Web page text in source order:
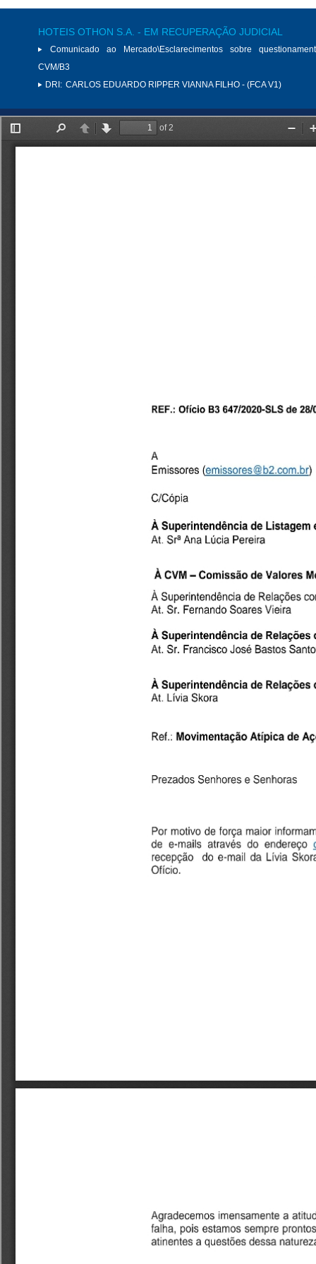
HOTEIS OTHON S.A. - EM RECUPERAÇÃO JUDICIAL
Comunicado ao Mercado\Esclarecimentos sobre
CVM/B3
DRI: CARLOS EDUARDO RIPPER VIANNA FILHO - (FCA V1)